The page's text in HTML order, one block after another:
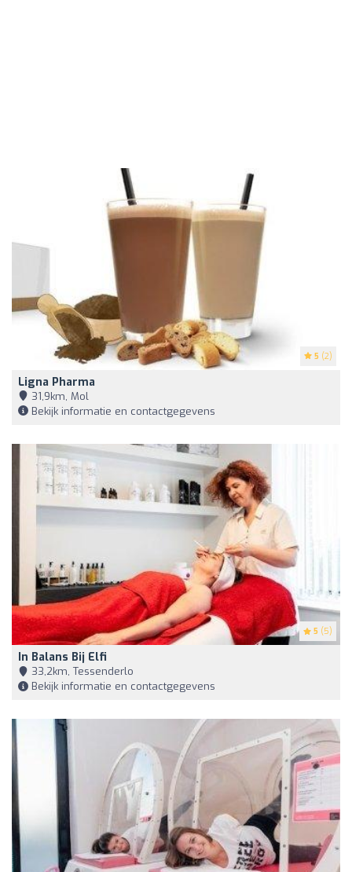
5 (2)
Ligna Pharma
31,9km, Mol
Bekijk informatie en contactgegevens
5 (5)
In Balans Bij Elfi
33,2km, Tessenderlo
Bekijk informatie en contactgegevens